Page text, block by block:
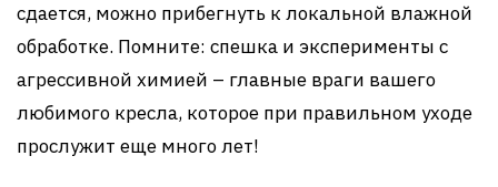
сдается, можно прибегнуть к локальной влажной
обработке. Помните: спешка и эксперименты с
агрессивной химией – главные враги вашего
любимого кресла, которое при правильном уходе
прослужит еще много лет!